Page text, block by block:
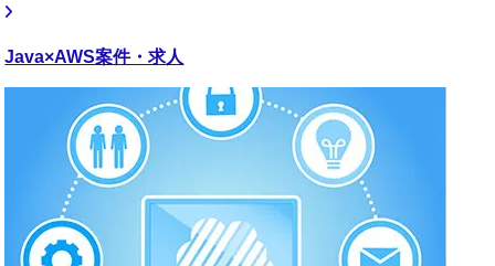
Java×AWS案件・求人